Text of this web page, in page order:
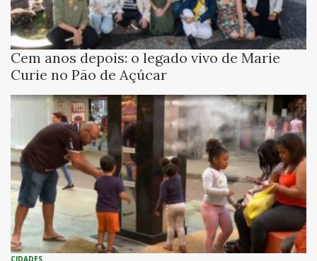
Cem anos depois: o legado vivo de Marie
Curie no Pão de Açúcar